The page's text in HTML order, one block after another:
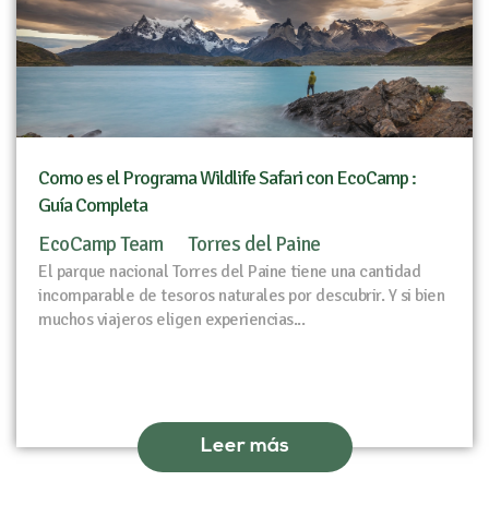
Como es el Programa Wildlife Safari con EcoCamp :
Guía Completa
EcoCamp Team Torres del Paine
El parque nacional Torres del Paine tiene una cantidad
incomparable de tesoros naturales por descubrir. Y si bien
muchos viajeros eligen experiencias...
Leer más